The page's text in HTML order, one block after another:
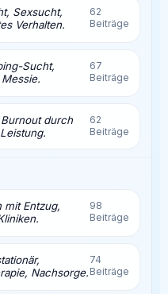
Sexsucht,
Verhalten.
62
Beiträge
Sucht,
67
Beiträge
durch
62
Beiträge
mit Entzug,
98
Beiträge
Nachsorge.
74
Beiträge